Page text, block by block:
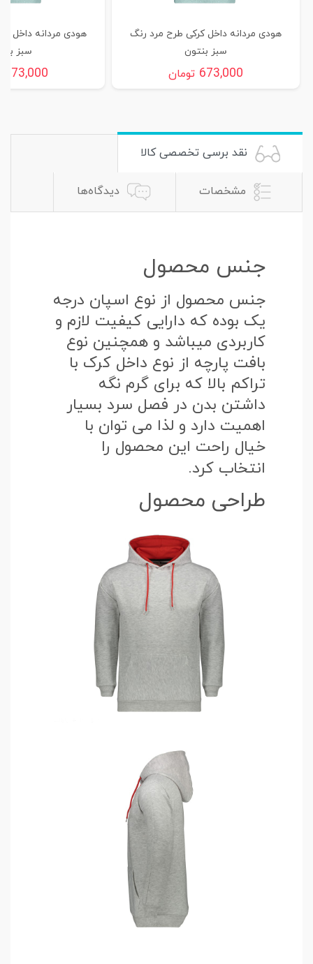
هودی مردانه داخل کرکی طرح مرد رنگ
سبز بنتون
673,000 تومان
هودی مردانه داخل
سبز
673,000
نقد برسی تخصصی کالا
مشخصات دیدگاه‌ها
جنس محصول
جنس محصول از نوع اسپان درجه
یک بوده که دارایی کیفیت لازم و
کاربردی میباشد و همچنین نوع
بافت پارچه از نوع داخل کرک با
تراکم بالا که برای گرم نگه
داشتن بدن در فصل سرد بسیار
اهمیت دارد و لذا می توان با
خیال راحت این محصول را
انتخاب کرد.
طراحی محصول